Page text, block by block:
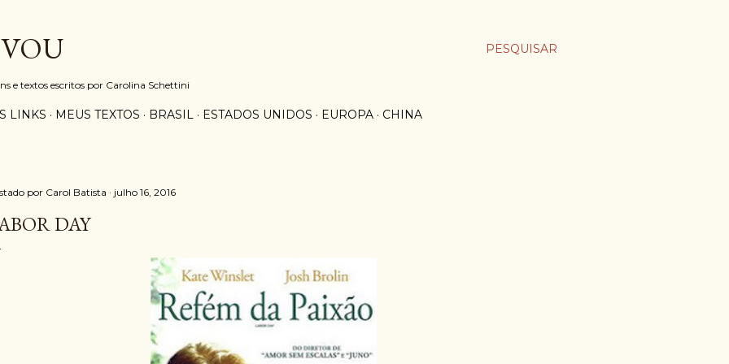
PESQUISAR
e textos escritos por Carolina Schettini
LINKS MEUS TEXTOS BRASIL ESTADOS UNIDOS EUROPA CHINA
por Carol Batista julho 16, 2016
DAY